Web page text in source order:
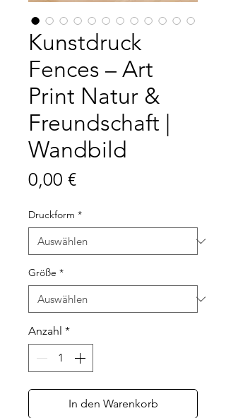
Kunstdruck
Fences – Art
Print Natur &
Freundschaft |
Wandbild
0,00 €Preis
Druckform *
Größe *
Anzahl *
In den Warenkorb